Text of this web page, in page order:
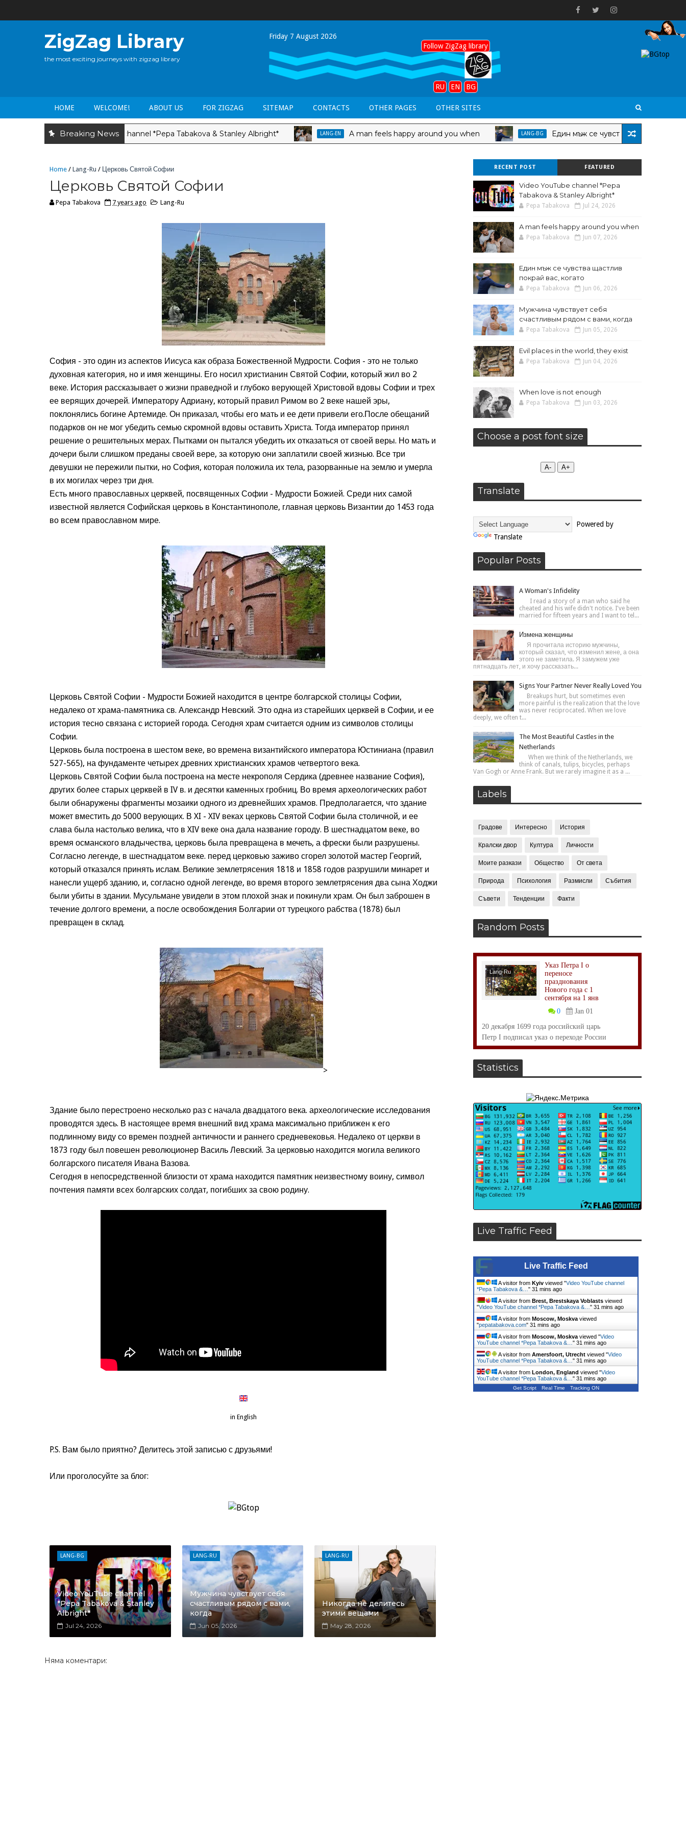
ZigZag Library
the most exciting journeys with zigzag library
Friday 7 August 2026
Follow ZigZag library
RU EN BG
HOME WELCOME! ABOUT US FOR ZIGZAG SITEMAP CONTACTS OTHER PAGES OTHER SITES
Breaking News
Video YouTube channel *Pepa Tabakova & Stanley Albright* LANG-EN A man feels happy around you when LANG-BG Един мъж се чувства щастлив покрай вас,
Home / Lang-Ru / Церковь Святой Софии
Церковь Святой Софии
Pepa Tabakova 7 years ago Lang-Ru
София - это один из аспектов Иисуса как образа Божественной Мудрости. София - это не только
духовная категория, но и имя женщины. Его носил христианин Святой Софии, который жил во 2
веке. История рассказывает о жизни праведной и глубоко верующей Христовой вдовы Софии и трех
ее верящих дочерей. Императору Адриану, который правил Римом во 2 веке нашей эры,
поклонялись богине Артемиде. Он приказал, чтобы его мать и ее дети привели его.После обещаний
подарков он не мог убедить семью скромной вдовы оставить Христа. Тогда император принял
решение о решительных мерах. Пытками он пытался убедить их отказаться от своей веры. Но мать и
дочери были слишком преданы своей вере, за которую они заплатили своей жизнью. Все три
девушки не пережили пытки, но София, которая положила их тела, разорванные на землю и умерла
в их могилах через три дня.
Есть много православных церквей, посвященных Софии - Мудрости Божией. Среди них самой
известной является Софийская церковь в Константинополе, главная церковь Византии до 1453 года
во всем православном мире.
Церковь Святой Софии - Мудрости Божией находится в центре болгарской столицы Софии,
недалеко от храма-памятника св. Александр Невский. Это одна из старейших церквей в Софии, и ее
история тесно связана с историей города. Сегодня храм считается одним из символов столицы
Софии.
Церковь была построена в шестом веке, во времена византийского императора Юстиниана (правил
527-565), на фундаменте четырех древних христианских храмов четвертого века.
Церковь Святой Софии была построена на месте некрополя Сердика (древнее название София),
других более старых церквей в IV в. и десятки каменных гробниц. Во время археологических работ
были обнаружены фрагменты мозаики одного из древнейших храмов. Предполагается, что здание
может вместить до 5000 верующих. В XI - XIV веках церковь Святой Софии была столичной, и ее
слава была настолько велика, что в XIV веке она дала название городу. В шестнадцатом веке, во
время османского владычества, церковь была превращена в мечеть, а фрески были разрушены.
Согласно легенде, в шестнадцатом веке. перед церковью заживо сгорел золотой мастер Георгий,
который отказался принять ислам. Великие землетрясения 1818 и 1858 годов разрушили минарет и
нанесли ущерб зданию, и, согласно одной легенде, во время второго землетрясения два сына Ходжи
были убиты в здании. Мусульмане увидели в этом плохой знак и покинули храм. Он был заброшен в
течение долгого времени, а после освобождения Болгарии от турецкого рабства (1878) был
превращен в склад.
>
Здание было перестроено несколько раз с начала двадцатого века. археологические исследования
проводятся здесь. В настоящее время внешний вид храма максимально приближен к его
подлинному виду со времен поздней античности и раннего средневековья. Недалеко от церкви в
1873 году был повешен революционер Василь Левский. За церковью находится могила великого
болгарского писателя Ивана Вазова.
Сегодня в непосредственной близости от храма находится памятник неизвестному воину, символ
почтения памяти всех болгарских солдат, погибших за свою родину.
in English
P.S. Вам было приятно? Делитесь этой записью с друзьями!
Или проголосуйте за блог:
LANG-BG
Video YouTube channel
*Pepa Tabakova & Stanley
Albright*
Jul 24, 2026
LANG-RU
Мужчина чувствует себя
счастливым рядом с вами,
когда
Jun 05, 2026
LANG-RU
Никогда не делитесь
этими вещами
May 28, 2026
Няма коментари:
RECENT POST FEATURED
Video YouTube channel *Pepa
Tabakova & Stanley Albright*
Pepa Tabakova Jul 24, 2026
A man feels happy around you when
Pepa Tabakova Jun 07, 2026
Един мъж се чувства щастлив
покрай вас, когато
Pepa Tabakova Jun 06, 2026
Мужчина чувствует себя
счастливым рядом с вами, когда
Pepa Tabakova Jun 05, 2026
Evil places in the world, they exist
Pepa Tabakova Jun 04, 2026
When love is not enough
Pepa Tabakova Jun 03, 2026
Choose a post font size
А- А+
Translate
Powered by
Translate
Popular Posts
A Woman's Infidelity
I read a story of a man who said he
cheated and his wife didn't notice. I've been
married for fifteen years and I want to tel...
Измена женщины
Я прочитала историю мужчины,
который сказал, что изменил жене, а она
этого не заметила. Я замужем уже
пятнадцать лет, и хочу рассказать...
Signs Your Partner Never Really Loved You
Breakups hurt, but sometimes even
more painful is the realization that the love
was never reciprocated. When we love
deeply, we often t...
The Most Beautiful Castles in the
Netherlands
When we think of the Netherlands, we
think of canals, tulips, bicycles, perhaps
Van Gogh or Anne Frank. But we rarely imagine it as a ...
Labels
Градове Интересно История
Кралски двор Култура Личности
Моите разкази Общество От света
Природа Психология Размисли Събития
Съвети Тенденции Факти
Random Posts
Lang-Ru
Указ Петра I о
переносе
празднования
Нового года с 1
сентября на 1 янв
0
Jan 01
20 декабря 1699 года российский царь
Петр I подписал указ о переходе России
на новое ...
Statistics
Live Traffic Feed
Live Traffic Feed
A visitor from Kyiv viewed "Video YouTube channel
*Pepa Tabakova &… " 31 mins ago
A visitor from Brest, Brestskaya Voblasts viewed
"Video YouTube channel *Pepa Tabakova &… " 31 mins ago
A visitor from Moscow, Moskva viewed
"pepatabakova.com" 31 mins ago
A visitor from Moscow, Moskva viewed "Video
YouTube channel *Pepa Tabakova &… " 31 mins ago
A visitor from Amersfoort, Utrecht viewed "Video
YouTube channel *Pepa Tabakova &… " 31 mins ago
A visitor from London, England viewed "Video
YouTube channel *Pepa Tabakova &… " 31 mins ago
Get Script Real Time Tracking ON